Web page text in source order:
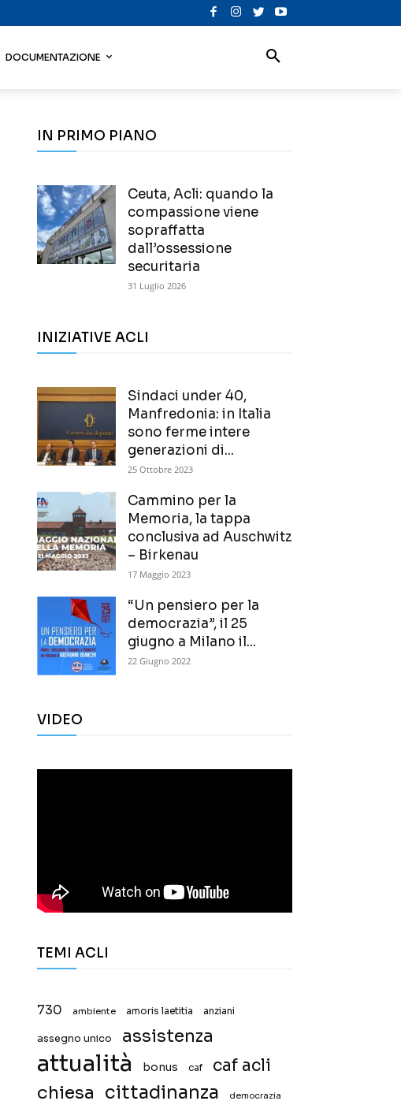
DOCUMENTAZIONE
IN PRIMO PIANO
Ceuta, Acli: quando la
compassione viene
sopraffatta
dall’ossessione
securitaria
31 Luglio 2026
INIZIATIVE ACLI
Sindaci under 40,
Manfredonia: in Italia
sono ferme intere
generazioni di...
25 Ottobre 2023
Cammino per la
Memoria, la tappa
conclusiva ad Auschwitz
– Birkenau
17 Maggio 2023
“Un pensiero per la
democrazia”, il 25
giugno a Milano il...
22 Giugno 2022
VIDEO
TEMI ACLI
730 ambiente amoris laetitia anziani
assegno unico assistenza
attualità bonus caf caf acli
chiesa cittadinanza democrazia